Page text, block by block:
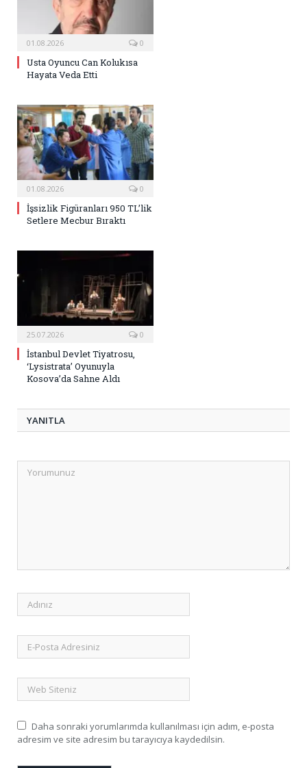
01.08.2026 0
Usta Oyuncu Can Kolukısa
Hayata Veda Etti
01.08.2026 0
İşsizlik Figüranları 950 TL’lik
Setlere Mecbur Bıraktı
25.07.2026 0
İstanbul Devlet Tiyatrosu,
‘Lysistrata’ Oyunuyla
Kosova’da Sahne Aldı
YANITLA
Daha sonraki yorumlarımda kullanılması için adım, e-posta
adresim ve site adresim bu tarayıcıya kaydedilsin.